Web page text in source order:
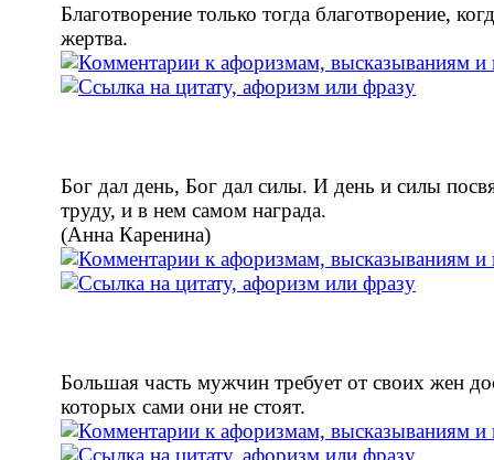
Благотворение только тогда благотворение,
жертва.
Бог дал день, Бог дал силы. И день и силы
труду, и в нем самом награда.
(Анна Каренина)
Большая часть мужчин требует от своих жен
которых сами они не стоят.